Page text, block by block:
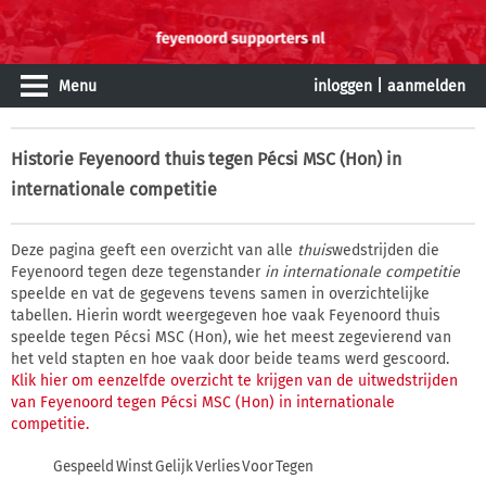
Menu inloggen aanmelden
Historie Feyenoord thuis tegen Pécsi MSC (Hon) in
internationale competitie
Deze pagina geeft een overzicht van alle thuiswedstrijden die
Feyenoord tegen deze tegenstander in internationale competitie
speelde en vat de gegevens tevens samen in overzichtelijke
tabellen. Hierin wordt weergegeven hoe vaak Feyenoord thuis
speelde tegen Pécsi MSC (Hon), wie het meest zegevierend van
het veld stapten en hoe vaak door beide teams werd gescoord.
Klik hier om eenzelfde overzicht te krijgen van de uitwedstrijden
van Feyenoord tegen Pécsi MSC (Hon) in internationale
competitie.
Gespeeld WinstGelijkVerliesVoorTegen